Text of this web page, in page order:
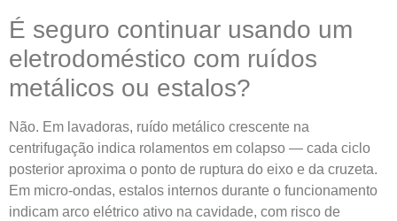
É seguro continuar usando um
eletrodoméstico com ruídos
metálicos ou estalos?
Não. Em lavadoras, ruído metálico crescente na
centrifugação indica rolamentos em colapso — cada ciclo
posterior aproxima o ponto de ruptura do eixo e da cruzeta.
Em micro-ondas, estalos internos durante o funcionamento
indicam arco elétrico ativo na cavidade, com risco de